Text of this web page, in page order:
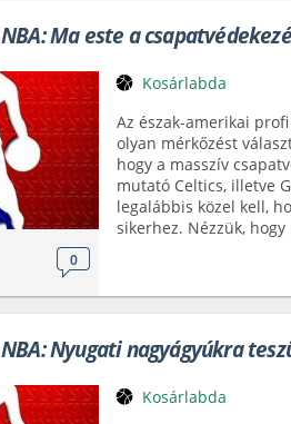
NBA: Ma este a
0
Kosárlabda
Az észak-amerikai
olyan mérkőzést
hogy a masszív
mutató Celtics, illetve
legalábbis közel kell,
sikerhez. Nézzük,
NBA: Nyugati nagyágyúkra
Kosárlabda